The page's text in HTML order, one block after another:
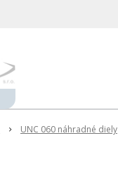
UNC 060 náhradné diely